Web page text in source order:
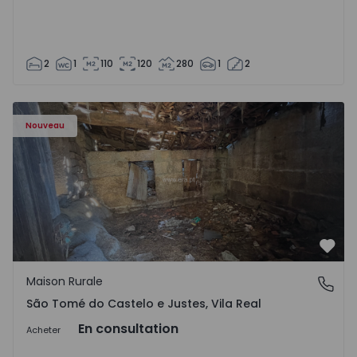
2 1 110 120 280 1 2
Nouveau
Maison Vila Real, São Tomé do Castelo e Justes -
São Tomé do Castelo e Justes, Vila Real
Maison Rurale
São Tomé do Castelo e Justes, Vila Real
Acheter En consultation